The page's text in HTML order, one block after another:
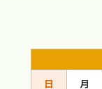
日 月